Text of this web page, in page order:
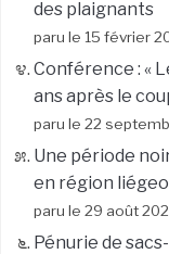
des plaignants
paru le 15 février
Conférence : «
ans après le
paru le 22
Une période
en région
paru le 29 août
Pénurie de